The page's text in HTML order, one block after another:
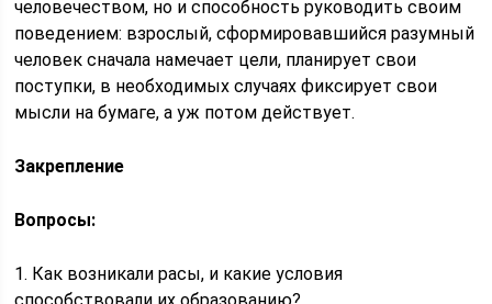
человечеством, но и способность руководить своим
поведением: взрослый, сформировавшийся разумный
человек сначала намечает цели, планирует свои
поступки, в необходимых случаях фиксирует свои
мысли на бумаге, а уж потом действует.
Закрепление
Вопросы:
1. Как возникали расы, и какие условия